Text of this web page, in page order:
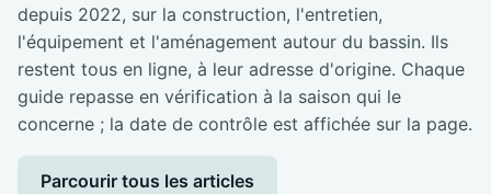
depuis 2022, sur la construction, l'entretien,
l'équipement et l'aménagement autour du bassin. Ils
restent tous en ligne, à leur adresse d'origine. Chaque
guide repasse en vérification à la saison qui le
concerne ; la date de contrôle est affichée sur la page.
Parcourir tous les articles